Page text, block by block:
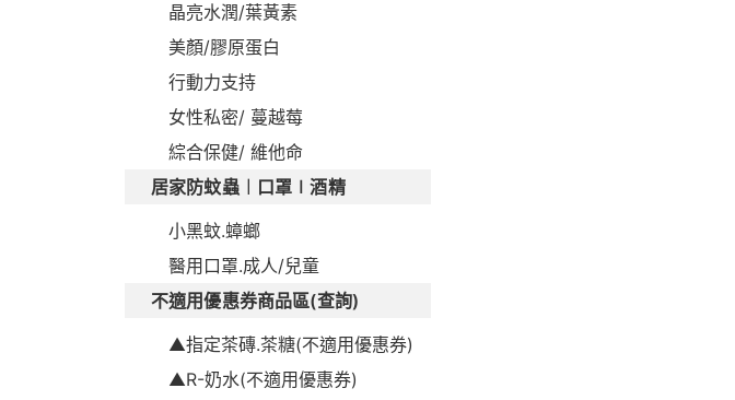
晶亮水潤/葉黃素
美顏/膠原蛋白
行動力支持
女性私密/ 蔓越莓
綜合保健/ 維他命
居家防蚊蟲︱口罩∣酒精
小黑蚊.蟑螂
醫用口罩.成人/兒童
不適用優惠券商品區(查詢)
▲指定茶磚.茶糖(不適用優惠券)
▲R-奶水(不適用優惠券)